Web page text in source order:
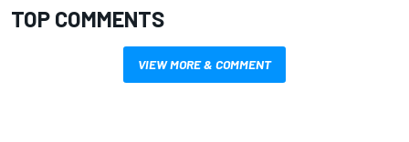
TOP COMMENTS
VIEW MORE & COMMENT